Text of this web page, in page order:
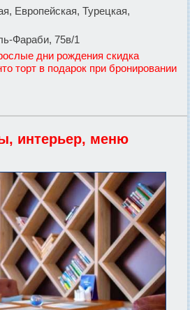
Европейская, Турецкая,
Фараби, 75в/1
дни рождения скидка
торт в подарок при бронировании
интерьер, меню